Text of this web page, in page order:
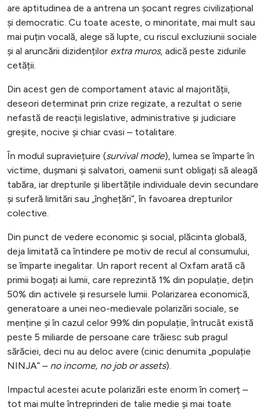
are aptitudinea de a antrena un șocant regres civilizațional
și democratic. Cu toate aceste, o minoritate, mai mult sau
mai puțin vocală, alege să lupte, cu riscul excluziunii sociale
și al aruncării dizidenților extra muros, adică peste zidurile
cetății.
Din acest gen de comportament atavic al majorității,
deseori determinat prin crize regizate, a rezultat o serie
nefastă de reacții legislative, administrative și judiciare
greșite, nocive și chiar cvasi – totalitare.
În modul supraviețuire (survival mode), lumea se împarte în
victime, dușmani și salvatori, oamenii sunt obligați să aleagă
tabăra, iar drepturile și libertățile individuale devin secundare
și suferă limitări sau „înghețări”, în favoarea drepturilor
colective.
Din punct de vedere economic și social, plăcinta globală,
deja limitată ca întindere pe motiv de recul al consumului,
se împarte inegalitar. Un raport recent al Oxfam arată că
primii bogați ai lumii, care reprezintă 1% din populație, dețin
50% din activele și resursele lumii. Polarizarea economică,
generatoare a unei neo-medievale polarizări sociale, se
menține și în cazul celor 99% din populație, întrucât există
peste 5 miliarde de persoane care trăiesc sub pragul
sărăciei, deci nu au deloc avere (cinic denumita „populație
NINJA” – no income, no job or assets).
Impactul acestei acute polarizări este enorm în comerț –
tot mai multe întreprinderi de talie medie și mai toate